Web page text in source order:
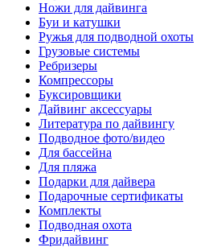
Ножи для дайвинга
Буи и катушки
Ружья для подводной охоты
Грузовые системы
Ребризеры
Компрессоры
Буксировщики
Дайвинг аксессуары
Литература по дайвингу
Подводное фото/видео
Для бассейна
Для пляжа
Подарки для дайвера
Подарочные сертификаты
Комплекты
Подводная охота
Фридайвинг